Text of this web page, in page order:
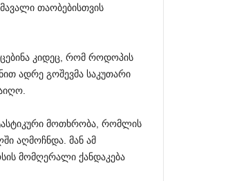
თაობებისთვის
კიდეც, რომ როდოპის
ადრე გოშევმა საკუთარი
მოთხრობა, რომლის
აღმოჩნდა. მან ამ
მომღერალი ქანდაკება